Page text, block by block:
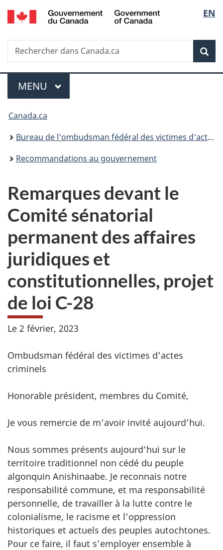
Passer
au
principal
Passer
à
Au
du
Passer
à
version
simplifiée
de
la
EN
Recherche
Rechercher
dans
Menu
MENU PRINCIPAL
Vous
êtes
ici :
Canada.ca
Bureau de l'ombudsman fédéral des victimes d'actes criminels
Recommandations au gouvernement
Remarques devant le
Comité sénatorial
permanent des affaires
juridiques et
constitutionnelles, projet
de loi C-28
Le 2 février, 2023
Ombudsman fédéral des victimes d’actes
criminels
Honorable président, membres du Comité,
Je vous remercie de m’avoir invité aujourd’hui.
Nous sommes présents aujourd’hui sur le
territoire traditionnel non cédé du peuple
algonquin Anishinaabe. Je reconnais notre
responsabilité commune, et ma responsabilité
personnelle, de travailler à la lutte contre le
colonialisme, le racisme et l’oppression
historiques et actuels des peuples autochtones.
Pour ce faire, il faut s’employer ensemble à